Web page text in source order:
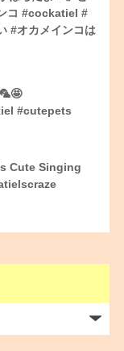
コ #cockatiel #
#オカメインコは
#cutepets
Cute Singing